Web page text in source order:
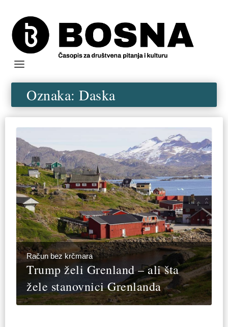
Oznaka:Daska
Račun bez krčmara
Trump želi Grenland – ali šta
žele stanovnici Grenlanda